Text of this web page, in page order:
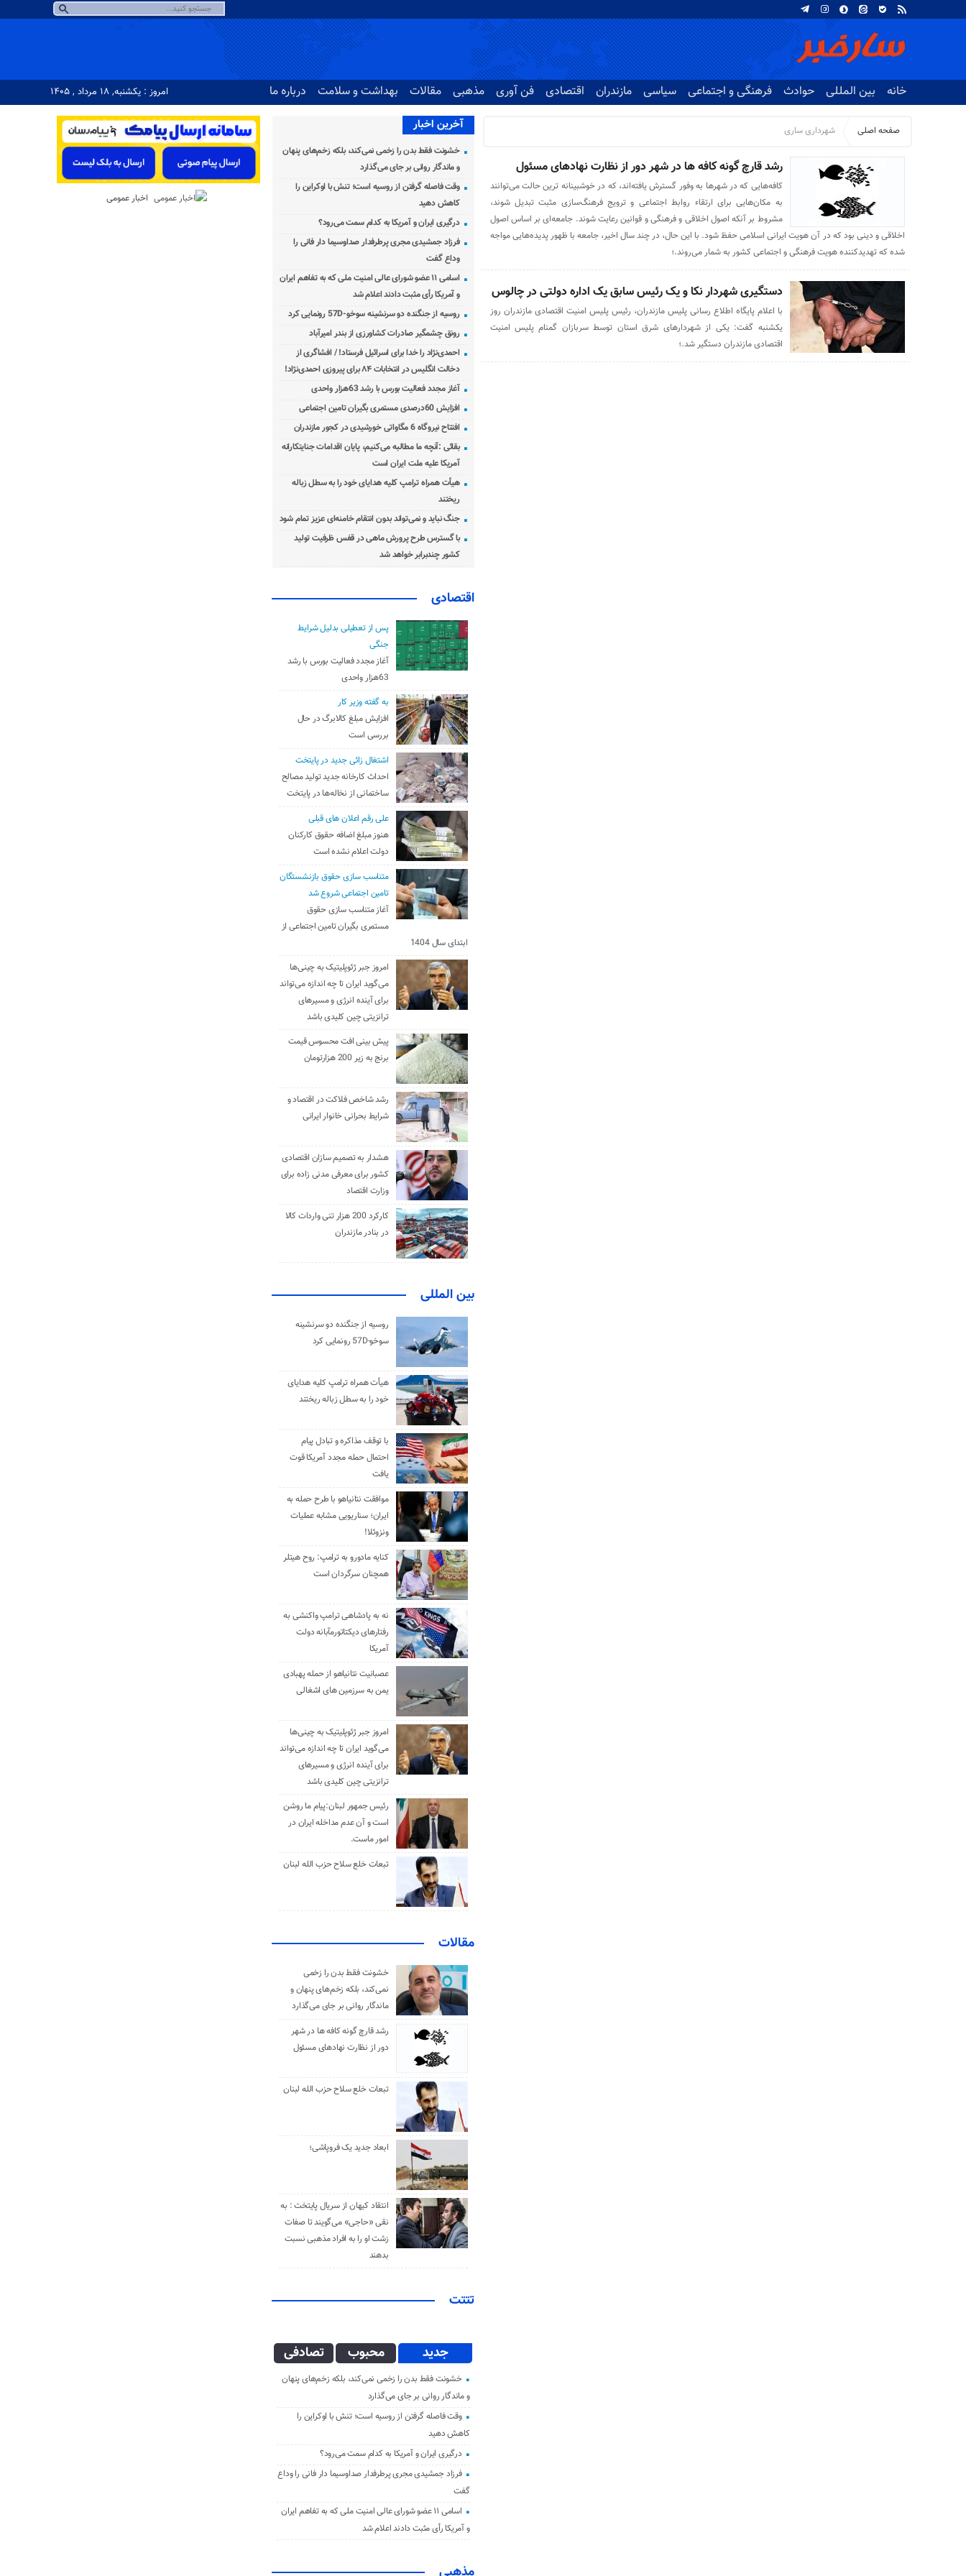
خانه بین المللی حوادث فرهنگی و اجتماعی سیاسی مازندران اقتصادی فن آوری مذهبی مقالات بهداشت و سلامت درباره ما امروز : یکشنبه, ۱۸ مرداد , ۱۴۰۵
صفحه اصلی شهرداری ساری
رشد قارچ گونه کافه ها در شهر دور از نظارت نهادهای مسئول
کافه‌هایی که در شهرها به وفور گسترش یافته‌اند، که در خوشبینانه ترین حالت می‌توانند
به مکان‌هایی برای ارتقاء روابط اجتماعی و ترویج فرهنگ‌سازی مثبت تبدیل شوند،
مشروط بر آنکه اصول اخلاقی و فرهنگی و قوانین رعایت شوند. جامعه‌ای بر اساس اصول
اخلاقی و دینی بود که در آن هویت ایرانی اسلامی حفظ شود. با این حال، در چند سال اخیر، جامعه با ظهور پدیده‌هایی مواجه
شده که تهدیدکننده هویت فرهنگی و اجتماعی کشور به شمار می‌روند.؛
دستگیری شهردار نکا و یک رئیس سابق یک اداره دولتی در چالوس
با اعلام پایگاه اطلاع رسانی پلیس مازندران، رئیس پلیس امنیت اقتصادی مازندران روز
یکشنبه گفت: یکی از شهردارهای شرق استان توسط سربازان گمنام پلیس امنیت
اقتصادی مازندران دستگیر شد.؛
آخرین اخبار
خشونت فقط بدن را زخمی نمی‌کند، بلکه زخم‌های پنهان
و ماندگار روانی بر جای می‌گذارد
وقت فاصله گرفتن از روسیه است؛ تنش با اوکراین را
کاهش دهید
درگیری ایران و آمریکا به کدام سمت می‌رود؟
فرزاد جمشیدی مجری پرطرفدار صداوسیما دار فانی را
وداع گفت
اسامی ۱۱ عضو شورای عالی امنیت ملی که به تفاهم ایران
و آمریکا رأی مثبت دادند اعلام شد
روسیه از جنگنده دو سرنشینه سوخو-57D رونمایی کرد
رونق چشمگیر صادرات کشاورزی از بندر امیرآباد
احمدی‌نژاد را خدا برای اسرائیل فرستاد! / افشاگری از
دخالت انگلیس در انتخابات ۸۴ برای پیروزی احمدی‌نژاد!
آغاز مجدد فعالیت بورس با رشد 63هزار واحدی
افزایش 60درصدی مستمری بگیران تامین اجتماعی
افتتاح نیروگاه 6 مگاواتی خورشیدی در کجور مازندران
بقائی :آنچه ما مطالبه می‌کنیم، پایان اقدامات جنایتکارانه
آمریکا علیه ملت ایران است
هیأت همراه ترامپ کلیه هدایای خود را به سطل زباله
ریختند
جنگ نباید و نمی‌تواند بدون انتقام خامنه‌ای عزیز تمام شود
با گسترس طرح پرورش ماهی در قفس ظرفیت تولید
کشور چندبرابر خواهد شد
اقتصادی
پس از تعطیلی بدلیل شرایط
جنگی
آغاز مجدد فعالیت بورس با رشد
63هزار واحدی
به گفته وزیر کار
افزایش مبلغ کالابرگ در حال
بررسی است
اشتغال زائی جدید در پایتخت
احداث کارخانه جدید تولید مصالح
ساختمانی از نخاله‌ها در پایتخت
علی رقم اعلان های قبلی
هنوز مبلغ اضافه حقوق کارکنان
دولت اعلام نشده است
متناسب سازی حقوق بازنشستگان
تامین اجتماعی شروع شد
آغاز متناسب سازی حقوق
مستمری بگیران تامین اجتماعی از
ابتدای سال 1404
امروز جبر ژئوپلیتیک به چینی‌ها
می‌گوید ایران تا چه اندازه می‌تواند
برای آینده انرژی و مسیرهای
ترانزیتی چین کلیدی باشد
پیش بینی افت محسوس قیمت
برنج به زیر 200 هزارتومان
رشد شاخص فلاکت در اقتصاد و
شرایط بحرانی خانوار ایرانی
هشدار به تصمیم سازان اقتصادی
کشور برای معرفی مدنی زاده برای
وزارت اقتصاد
کارکرد 200 هزار تنی واردات کالا
در بنادر مازندران
بین المللی
روسیه از جنگنده دو سرنشینه
سوخو-57D رونمایی کرد
هیأت همراه ترامپ کلیه هدایای
خود را به سطل زباله ریختند
با توقف مذاکره و تبادل پیام
احتمال حمله مجدد آمریکا قوت
یافت
موافقت نتانیاهو با طرح حمله به
ایران؛ سناریویی مشابه عملیات
ونزوئلا!
کنایه مادورو به ترامپ: روح هیتلر
همچنان سرگردان است
نه به پادشاهی ترامپ واکنشی به
رفتارهای دیکتاتورمآبانه دولت
آمریکا
عصبانیت نتانیاهو از حمله پهبادی
یمن به سرزمین های اشغالی
امروز جبر ژئوپلیتیک به چینی‌ها
می‌گوید ایران تا چه اندازه می‌تواند
برای آینده انرژی و مسیرهای
ترانزیتی چین کلیدی باشد
رئیس جمهور لبنان:پیام ما روشن
است و آن عدم مداخله ایران در
امور ماست.
تبعات خلع سلاح حزب الله لبنان
مقالات
خشونت فقط بدن را زخمی
نمی‌کند، بلکه زخم‌های پنهان و
ماندگار روانی بر جای می‌گذارد
رشد قارچ گونه کافه ها در شهر
دور از نظارت نهادهای مسئول
تبعات خلع سلاح حزب الله لبنان
ابعاد جدید یک فروپاشی؛
انتقاد کیهان از سریال پایتخت : به
نقی «حاجی» می‌گویند تا صفات
زشت او را به افراد مذهبی نسبت
بدهند
تتتت
جدید محبوب تصادفی
خشونت فقط بدن را زخمی نمی‌کند، بلکه زخم‌های پنهان
و ماندگار روانی بر جای می‌گذارد
وقت فاصله گرفتن از روسیه است؛ تنش با اوکراین را
کاهش دهید
درگیری ایران و آمریکا به کدام سمت می‌رود؟
فرزاد جمشیدی مجری پرطرفدار صداوسیما دار فانی را وداع
گفت
اسامی ۱۱ عضو شورای عالی امنیت ملی که به تفاهم ایران
و آمریکا رأی مثبت دادند اعلام شد
مذهبی
اخبار عمومی